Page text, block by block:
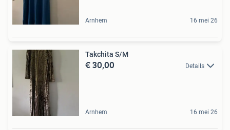
Arnhem 16 mei 26
Takchita S/M
€ 30,00 Details
Arnhem 16 mei 26